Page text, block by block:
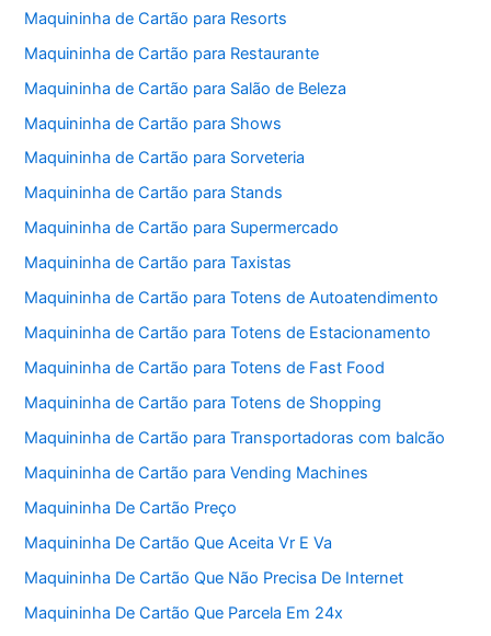
Maquininha de Cartão para Resorts
Maquininha de Cartão para Restaurante
Maquininha de Cartão para Salão de Beleza
Maquininha de Cartão para Shows
Maquininha de Cartão para Sorveteria
Maquininha de Cartão para Stands
Maquininha de Cartão para Supermercado
Maquininha de Cartão para Taxistas
Maquininha de Cartão para Totens de Autoatendimento
Maquininha de Cartão para Totens de Estacionamento
Maquininha de Cartão para Totens de Fast Food
Maquininha de Cartão para Totens de Shopping
Maquininha de Cartão para Transportadoras com balcão
Maquininha de Cartão para Vending Machines
Maquininha De Cartão Preço
Maquininha De Cartão Que Aceita Vr E Va
Maquininha De Cartão Que Não Precisa De Internet
Maquininha De Cartão Que Parcela Em 24x